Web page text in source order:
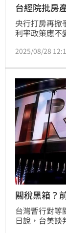
台經院批房
央行打房再掀
利率政策應不
居住正義大旗
2025/08/28
關稅黑箱？
台灣暫行對等
日說，台美談